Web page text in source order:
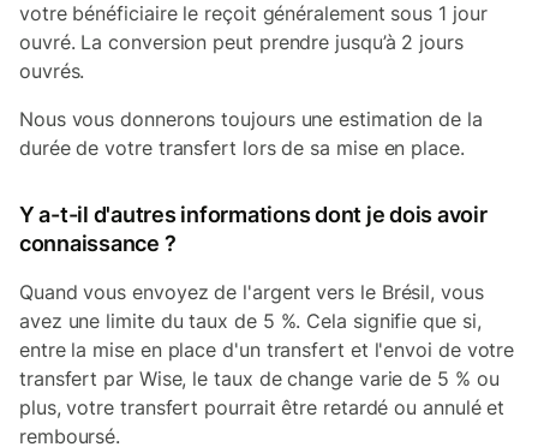
votre bénéficiaire le reçoit généralement sous 1 jour
ouvré. La conversion peut prendre jusqu’à 2 jours
ouvrés.
Nous vous donnerons toujours une estimation de la
durée de votre transfert lors de sa mise en place.
Y a-t-il d'autres informations dont je dois avoir
connaissance ?
Quand vous envoyez de l'argent vers le Brésil, vous
avez une limite du taux de 5 %. Cela signifie que si,
entre la mise en place d'un transfert et l'envoi de votre
transfert par Wise, le taux de change varie de 5 % ou
plus, votre transfert pourrait être retardé ou annulé et
remboursé.